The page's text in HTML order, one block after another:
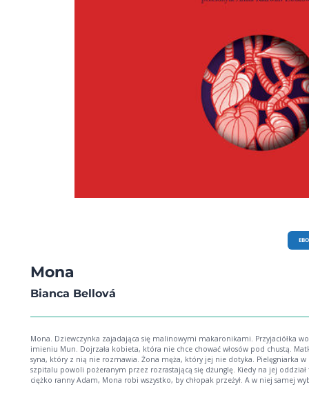
Mona
Bianca Bellová
Mona. Dziewczynka zajadająca się malinowymi makaronikami. Przyjaciółka wołu o
imieniu Mun. Dojrzała kobieta, która nie chce chować włosów pod chustą.
syna, który z nią nie rozmawia. Żona męża, który jej nie dotyka. Pielęgniarka w
szpitalu powoli pożeranym przez rozrastającą się dżunglę. Kiedy na jej oddział trafia
ciężko ranny Adam, Mona robi wszystko, by chłopak przeżył. A w niej samej